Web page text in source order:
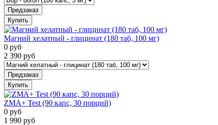
Предзаказ
Купить
Магний хелатный - глицинат (180 таб, 100 мг)
0 руб
2 390 руб
Предзаказ
Купить
ZMA+ Test (90 капс, 30 порций)
0 руб
1 990 руб